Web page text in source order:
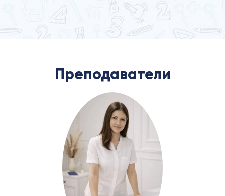
Преподаватели